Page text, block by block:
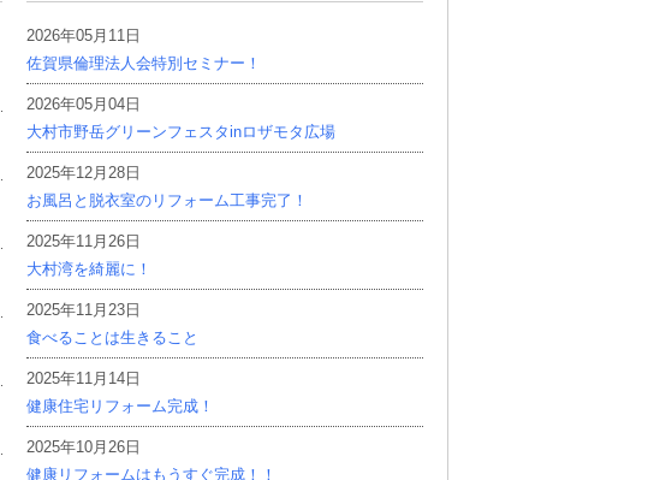
2026年05月11日
佐賀県倫理法人会特別セミナー！
2026年05月04日
大村市野岳グリーンフェスタinロザモタ広場
2025年12月28日
お風呂と脱衣室のリフォーム工事完了！
2025年11月26日
大村湾を綺麗に！
2025年11月23日
食べることは生きること
2025年11月14日
健康住宅リフォーム完成！
2025年10月26日
健康リフォームはもうすぐ完成！！